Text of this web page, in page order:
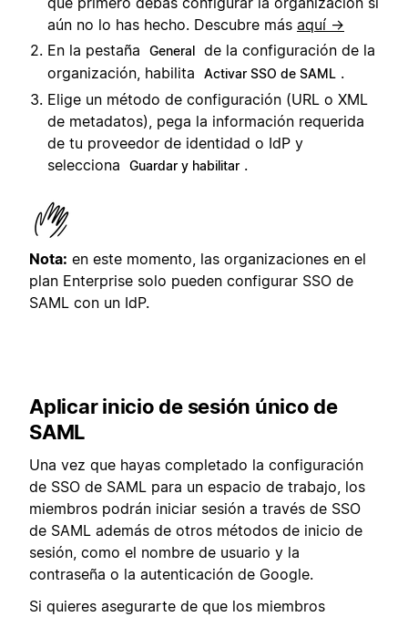
aún no lo has hecho. Descubre más aquí →
En la pestaña
General de la configuración de la
organización, habilita
Activar SSO de SAML .
Elige un método de configuración (URL o XML
de metadatos), pega la información requerida
de tu proveedor de identidad o IdP y
selecciona
Guardar y habilitar .
Nota: en este momento, las organizaciones en el
plan Enterprise solo pueden configurar SSO de
SAML con un IdP.
Aplicar inicio de sesión único de
SAML
Una vez que hayas completado la configuración
de SSO de SAML para un espacio de trabajo, los
miembros podrán iniciar sesión a través de SSO
de SAML además de otros métodos de inicio de
sesión, como el nombre de usuario y la
contraseña o la autenticación de Google.
Si quieres asegurarte de que los miembros